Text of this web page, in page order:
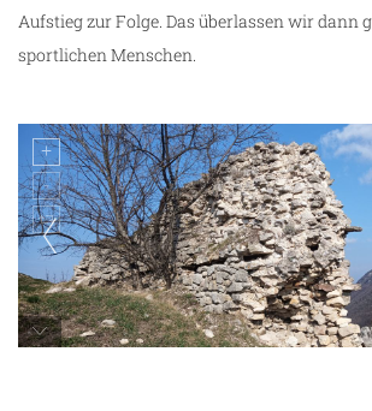
Aufstieg zur Folge. Das überlassen wir dann
sportlichen Menschen.